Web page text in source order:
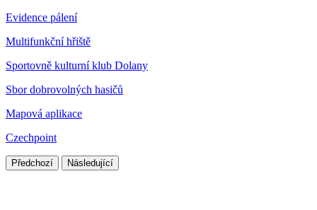
Evidence pálení
Multifunkční hřiště
Sportovně kulturní klub Dolany
Sbor dobrovolných hasičů
Mapová aplikace
Czechpoint
Předchozí Následující